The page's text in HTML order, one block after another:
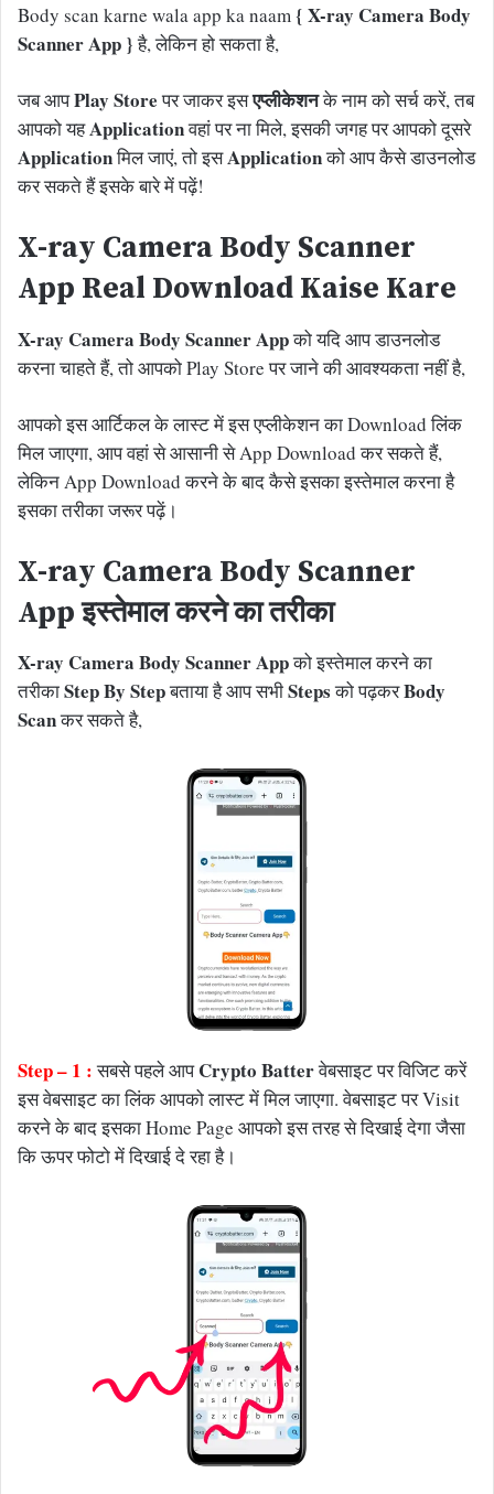
Body scan karne wala app ka naam{ X-ray Camera Body
Scanner App }है, लेकिन हो सकता है,
जब आपPlay Storeपर जाकर इसएप्लीकेशनके नाम को सर्च करें, तब
आपको यहApplicationवहां पर ना मिले, इसकी जगह पर आपको दूसरे
Applicationमिल जाएं, तो इसApplicationको आप कैसे डाउनलोड
कर सकते हैं इसके बारे में पढ़ें!
X-ray Camera Body Scanner
App Real Download Kaise Kare
X-ray Camera Body Scanner Appको यदि आप डाउनलोड
करना चाहते हैं, तो आपको Play Store पर जाने की आवश्यकता नहीं है,
आपको इस आर्टिकल के लास्ट में इस एप्लीकेशन का Download लिंक
मिल जाएगा, आप वहां से आसानी से App Download कर सकते हैं,
लेकिन App Download करने के बाद कैसे इसका इस्तेमाल करना है
इसका तरीका जरूर पढ़ें।
X-ray Camera Body Scanner
App इस्तेमाल करने का तरीका
X-ray Camera Body Scanner Appको इस्तेमाल करने का
तरीकाStep By Stepबताया है आप सभीStepsको पढ़करBody
Scanकर सकते है,
Step – 1 : सबसे पहले आपCrypto Batterवेबसाइट पर विजिट करें
इस वेबसाइट का लिंक आपको लास्ट में मिल जाएगा. वेबसाइट पर Visit
करने के बाद इसका Home Page आपको इस तरह से दिखाई देगा जैसा
कि ऊपर फोटो में दिखाई दे रहा है।